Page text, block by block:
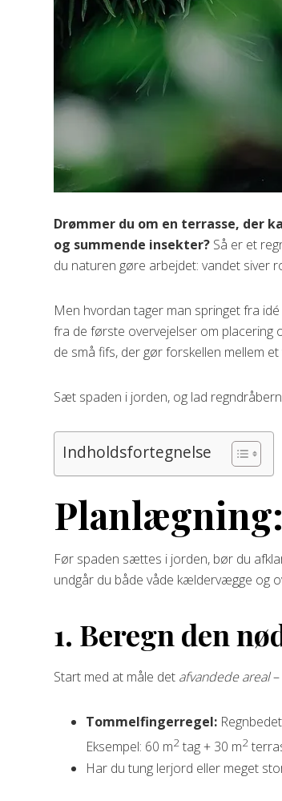
Drømmer du om en terrasse, der
og summende insekter? Så er et
du naturen gøre arbejdet: vandet siver
Men hvordan tager man springet fra
fra de første overvejelser om placering
de små fifs, der gør forskellen mellem
Sæt spaden i jorden, og lad
Indholdsfortegnelse
Før spaden sættes i jorden, bør du
undgår du både våde kældervægge og
1. Beregn den
Start med at måle det afvandede areal–
Tommelfingerregel:
Eksempel: 60 m2 tag + 30 m2
Har du tung lerjord eller meget